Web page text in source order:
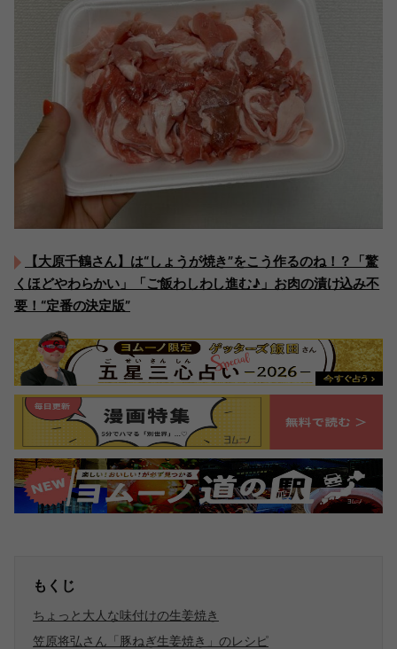
【大原千鶴さん】は“しょうが焼き”をこう作るのね！？「驚
くほどやわらかい」「ご飯わしわし進む♪」お肉の漬け込み不
要！“定番の決定版”
もくじ
ちょっと大人な味付けの生姜焼き
笠原将弘さん「豚ねぎ生姜焼き」のレシピ